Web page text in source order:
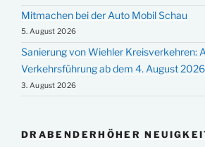
Mitmachen bei der Auto Mobil Schau
5. August 2026
Sanierung von Wiehler Kreisverkehren:
Verkehrsführung ab dem 4. August 2026
3. August 2026
DRABENDERHÖHER